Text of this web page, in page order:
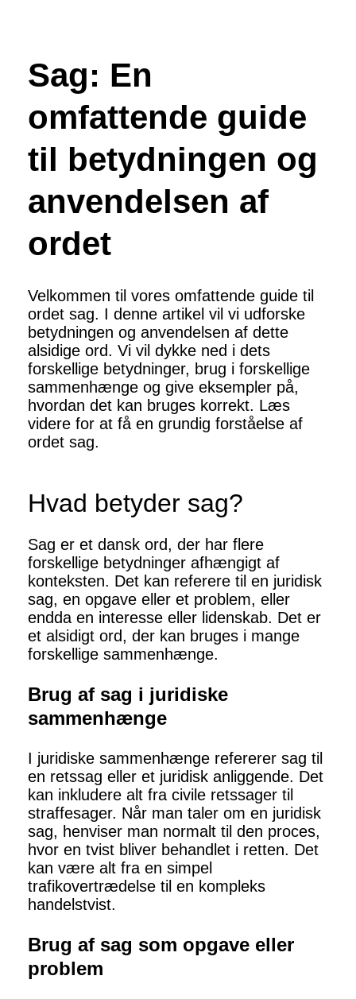
Sag: En
omfattende guide
til betydningen og
anvendelsen af
ordet
Velkommen til vores omfattende guide til
ordet sag. I denne artikel vil vi udforske
betydningen og anvendelsen af dette
alsidige ord. Vi vil dykke ned i dets
forskellige betydninger, brug i forskellige
sammenhænge og give eksempler på,
hvordan det kan bruges korrekt. Læs
videre for at få en grundig forståelse af
ordet sag.
Hvad betyder sag?
Sag er et dansk ord, der har flere
forskellige betydninger afhængigt af
konteksten. Det kan referere til en juridisk
sag, en opgave eller et problem, eller
endda en interesse eller lidenskab. Det er
et alsidigt ord, der kan bruges i mange
forskellige sammenhænge.
Brug af sag i juridiske
sammenhænge
I juridiske sammenhænge refererer sag til
en retssag eller et juridisk anliggende. Det
kan inkludere alt fra civile retssager til
straffesager. Når man taler om en juridisk
sag, henviser man normalt til den proces,
hvor en tvist bliver behandlet i retten. Det
kan være alt fra en simpel
trafikovertrædelse til en kompleks
handelstvist.
Brug af sag som opgave eller
problem